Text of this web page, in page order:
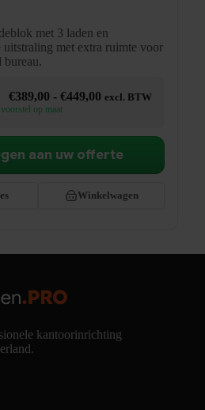
met 3 laden en
uitstraling met extra ruimte voor
bureau.
€389,00 - €449,00 Prijsklasse:
€449,00
excl. BTW
op maat
Winkelwagen
aan uw offerte
kantoorinrichting